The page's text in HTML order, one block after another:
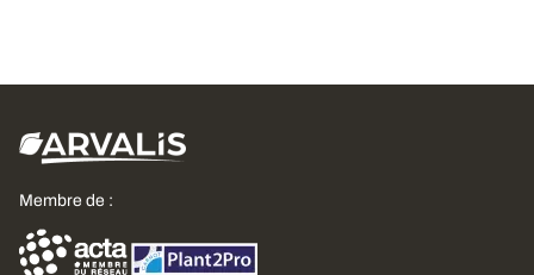
Membre de :